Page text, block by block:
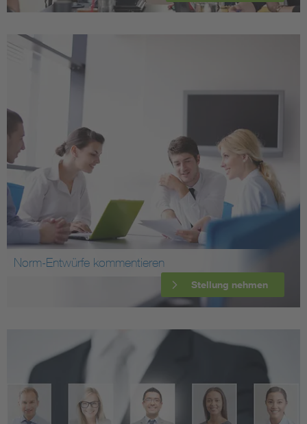
Norm-Entwürfe kommentieren
Stellung nehmen